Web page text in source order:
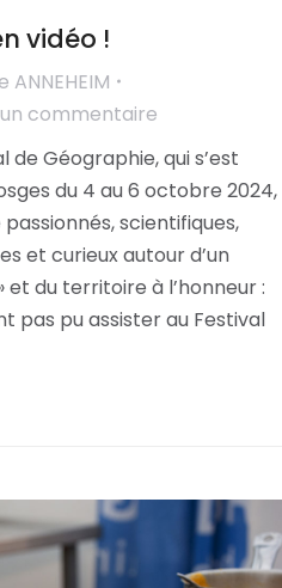
vidéo !
ANNEHEIM
un commentaire
Géographie, qui s’est
du 4 au 6 octobre 2024,
scientifiques,
et curieux autour d’un
du territoire à l’honneur :
pas pu assister au Festival